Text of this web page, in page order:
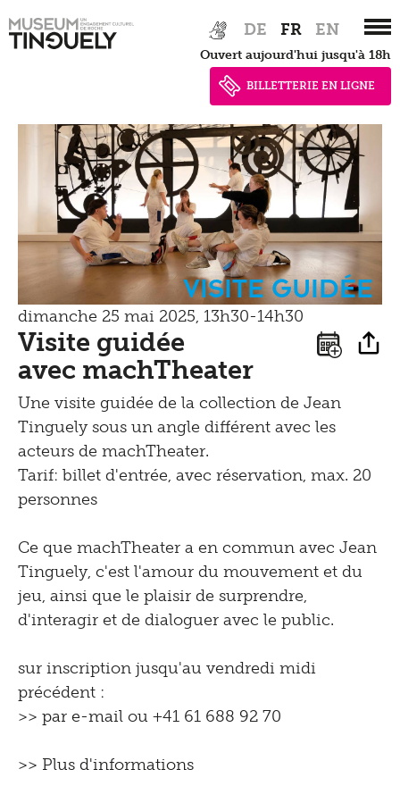
Hauptnavigation
to
DE FR EN
Ouvert aujourd'hui jusqu'à 18h
BILLETTERIE EN LIGNE
Visite guidée
dimanche 25 mai 2025, 13h30-14h30
Visite guidée
avec machTheater
Une visite guidée de la collection de Jean
Tinguely sous un angle différent avec les
acteurs de machTheater.
Tarif: billet d'entrée, avec réservation, max. 20
personnes
Ce que machTheater a en commun avec Jean
Tinguely, c'est l'amour du mouvement et du
jeu, ainsi que le plaisir de surprendre,
d'interagir et de dialoguer avec le public.
sur inscription jusqu'au vendredi midi
précédent :
>> par e-mail ou +41 61 688 92 70
>> Plus d'informations